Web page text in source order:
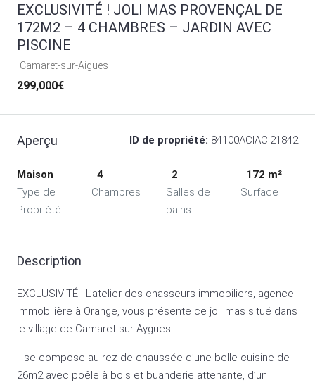
EXCLUSIVITÉ ! JOLI MAS PROVENÇAL DE
172M2 – 4 CHAMBRES – JARDIN AVEC
PISCINE
Camaret-sur-Aigues
299,000€
Aperçu ID de propriété: 84100ACIACI21842
Maison
Type de
Proprièté
4
Chambres
2
Salles de
bains
172 m²
Surface
Description
EXCLUSIVITÉ ! L’atelier des chasseurs immobiliers, agence
immobilière à Orange, vous présente ce joli mas situé dans
le village de Camaret-sur-Aygues.
Il se compose au rez-de-chaussée d’une belle cuisine de
26m2 avec poêle à bois et buanderie attenante, d’un